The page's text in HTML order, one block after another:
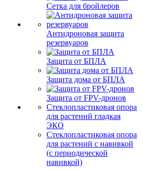
Сетка для бройлеров
Антидроновая защита
резервуаров
Защита от БПЛА
Защита дома от БПЛА
Защита от FPV-дронов
Стеклопластиковая опора
для растений гладкая
ЭКО
Стеклопластиковая опора
для растений с навивкой
(с периодической
навивкой)